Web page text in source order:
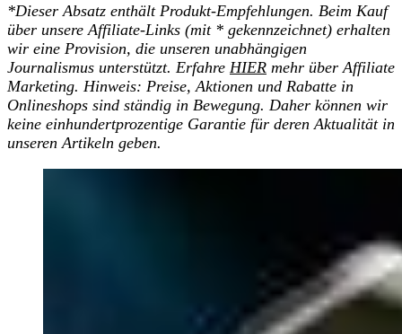
*Dieser Absatz enthält Produkt-Empfehlungen. Beim Kauf
über unsere Affiliate-Links (mit * gekennzeichnet) erhalten
wir eine Provision, die unseren unabhängigen
Journalismus unterstützt. Erfahre HIER mehr über Affiliate
Marketing. Hinweis: Preise, Aktionen und Rabatte in
Onlineshops sind ständig in Bewegung. Daher können wir
keine einhundertprozentige Garantie für deren Aktualität in
unseren Artikeln geben.